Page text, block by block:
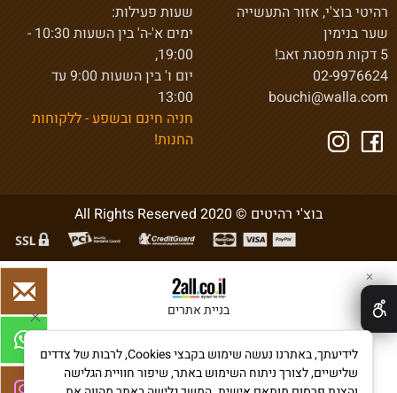
רהיטי בוצ'י, אזור התעשייה
שער בנימין
5 דקות מפסגת זאב!
02-9976624
bouchi@walla.com
שעות פעילות:
ימים א'-ה' בין השעות 10:30 -
19:00,
יום ו' בין השעות 9:00 עד
13:00
חניה חינם ובשפע - ללקוחות
החנות!
בוצ'י רהיטים © 2020 All Rights Reserved
בניית אתרים
✕
לידיעתך, באתרנו נעשה שימוש בקבצי Cookies, לרבות של צדדים
שלישיים, לצורך ניתוח השימוש באתר, שיפור חוויית הגלישה